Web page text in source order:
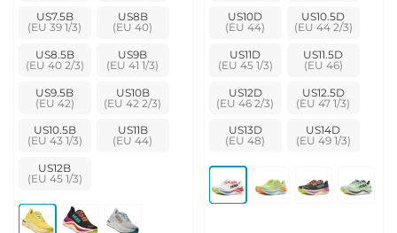
US7.5B US8B
US8.5B US9B
US9.5B US10B
US10.5B US11B
US12B
US10D US10.5D
US11D US11.5D
US12D US12.5D
US13D US14D